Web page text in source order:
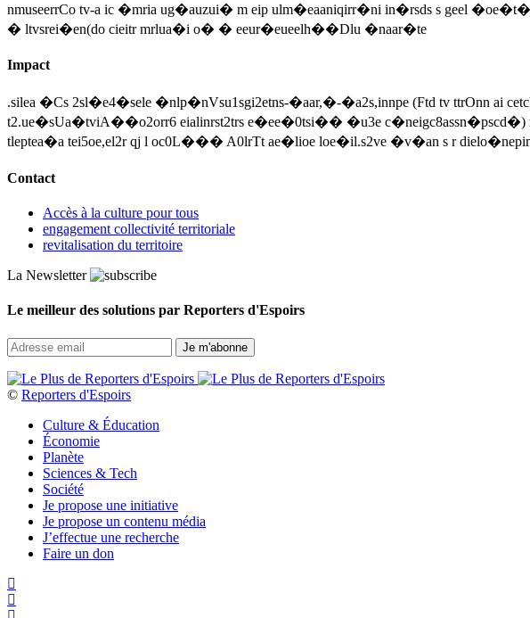
nmuseerrCo tv-a ic �mria ug�auzui� m eip ulm�eaaniqirr�ni in�rsds s geel
� ltvsrei�en(do cieitr mrlua�i o� � eeur�eueelh��Dlu �naar�te
Impact
.silea �Cs 2sl�e4�sele �nlp�nVsu1sgi2etns-�aar,�-�a2s,innpe (Ftd tv ttrOnn
t2.ue�sUa�tviA��o2orr6 eialinrst2trs e�ee�0tsi�� �u3e c�neigc8assn�pscd�)
tleptea�a tei5oe,el2r qj l oc0L��� A0lrTt ae�lioe loe�il.s2ve �v�an s r
Contact
Accès à la culture pour tous
engagement collectivité territoriale
revitalisation du territoire
La Newsletter
Le meilleur des solutions par Reporters d'Espoirs
© Reporters d'Espoirs
Culture & Éducation
Économie
Planète
Sciences & Tech
Société
Je propose une initiative
Je propose un contenu média
J’effectue une recherche
Faire un don